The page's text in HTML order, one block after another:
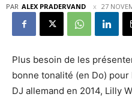
PAR ALEX PRADERVAND 27
Plus besoin de les
bonne tonalité (en Do)
DJ allemand en 2014, Lilly